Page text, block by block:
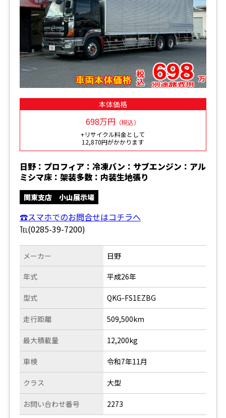
本体価格
698万円 （税込）
+リサイクル料金として
12,870円がかかります
日野：プロフィア：冷凍バン：サブエンジン：アル
ミシマ床：架装多数：内装生地張り
関東支店 小山展示場
☎スマホでのお問合せはコチラへ
℡(0285-39-7200)
メーカー
年式
型式
走行距離
日野
平成26年
QKG-FS1EZBG
509,500km
最大積載量
車検
クラス
お問い合わせ番号
12,200kg
令和7年11月
大型
2273